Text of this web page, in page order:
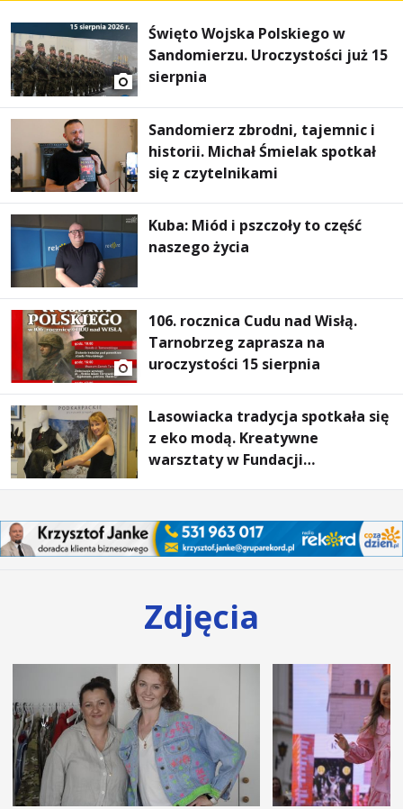
Święto Wojska Polskiego w
Sandomierzu. Uroczystości już 15
sierpnia
Sandomierz zbrodni, tajemnic i
historii. Michał Śmielak spotkał
się z czytelnikami
Kuba: Miód i pszczoły to część
naszego życia
106. rocznica Cudu nad Wisłą.
Tarnobrzeg zaprasza na
uroczystości 15 sierpnia
Lasowiacka tradycja spotkała się
z eko modą. Kreatywne
warsztaty w Fundacji
Zdjęcia